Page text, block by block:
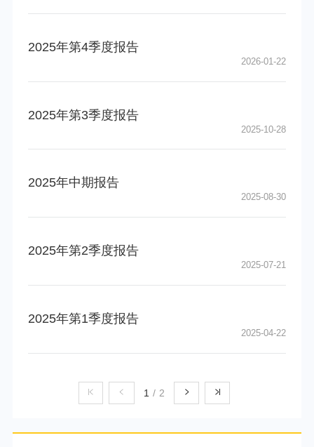
2025年第4季度报告
2026-01-22
2025年第3季度报告
2025-10-28
2025年中期报告
2025-08-30
2025年第2季度报告
2025-07-21
2025年第1季度报告
2025-04-22
1 / 2